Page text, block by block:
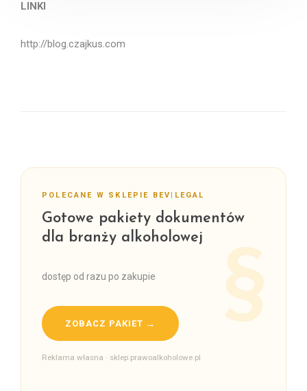
LINKI
http://blog.czajkus.com
POLECANE W SKLEPIE BEV|LEGAL
Gotowe pakiety dokumentów
dla branży alkoholowej
dostęp od razu po zakupie
ZOBACZ PAKIET →
Reklama własna · sklep.prawoalkoholowe.pl